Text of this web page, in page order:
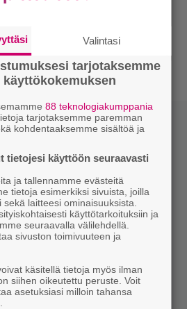
esiintyjänsä –
Gettomasan
Schildt
Valintasi
tarjotaksemme
88 teknologiakumppania
tarjotaksemme paremman
kohdentaaksemme sisältöä ja
tietojesi käyttöön seuraavasti
ja tallennamme evästeitä
tietoja esimerkiksi sivuista, joilla
laitteesi ominaisuuksista.
käyttötarkoituksiin ja
seuraavalla välilehdellä.
sivuston toimivuuteen ja
käsitellä tietoja myös ilman
siihen oikeutettu peruste. Voit
asetuksiasi milloin tahansa